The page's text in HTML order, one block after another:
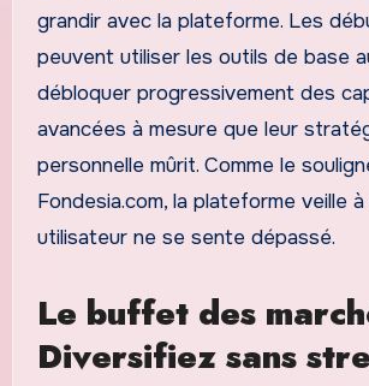
grandir avec la plateforme. Les
peuvent utiliser les outils de base
débloquer progressivement des
avancées à mesure que leur
personnelle mûrit. Comme le
Fondesia.com, la plateforme veille à
utilisateur ne se sente dépassé.
Le buffet des
Diversifiez sans